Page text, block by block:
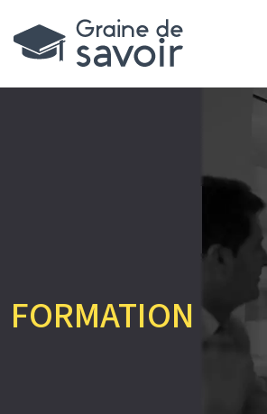
FORMATION